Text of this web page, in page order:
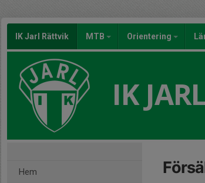
IK Jarl Rättvik MTB Orientering
IK
Hem